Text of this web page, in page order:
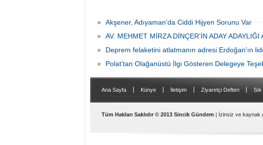
Akşener, Adıyaman'da Ciddi Hijyen Sorunu Var
AV. MEHMET MİRZA DİNÇER'İN ADAY
Deprem felaketini atlatmanın adresi Erdoğan'ın
Polat’tan Olağanüstü İlgi Gösteren Delegeye
Ana Sayfa Künye İletişim Ziyaretçi Defteri
Tüm Hakları Saklıdır © 2013 Sincik Gündem | İzinsiz ve kaynak